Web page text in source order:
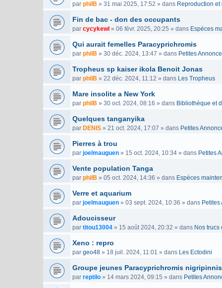
par philB » 31 mai 2025, 17:52 » dans Reproduction et
Fin de bac - don des occupants
par cycykewl » 06 févr. 2025, 20:25 » dans Espèces
Qui aurait femelles Paracyprichromis
par philB » 30 déc. 2024, 13:47 » dans Petites
Tropheus sp kaiser ikola Benoit Jonas
par philB » 22 déc. 2024, 11:12 » dans Les Tropheus
Mare insolite a New York
par philB » 30 oct. 2024, 08:16 » dans Bibliothèque et
Quelques tanganyika
par DENIS » 21 oct. 2024, 17:07 » dans Petites
Pierres à trou
par joelmauguen » 15 oct. 2024, 10:34 » dans Petites
Vente population Tanga
par philB » 05 oct. 2024, 14:36 » dans Espèces
Verre et aquarium
par joelmauguen » 03 sept. 2024, 10:36 » dans Petites
Adoucisseur
par titou13004 » 15 août 2024, 20:32 » dans Nos trucs
Xeno : repro
par geo48 » 18 juil. 2024, 11:01 » dans Les Ectodini
Groupe jeunes Paracyprichromis nigripinnis
par reptilo » 14 mars 2024, 09:15 » dans Petites